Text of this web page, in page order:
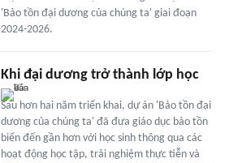
'Bảo tồn đại dương của chúng ta' giai đoạn
2024-2026.
Khi đại dương trở thành lớp học
Sau hơn hai năm triển khai, dự án 'Bảo tồn đại
dương của chúng ta' đã đưa giáo dục bảo tồn
biển đến gần hơn với học sinh thông qua các
hoạt động học tập, trải nghiệm thực tiễn và